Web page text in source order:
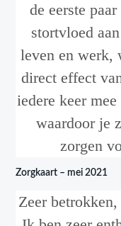
de eerste
stortvloed
leven en werk,
direct effect
iedere keer
waardoor je
zorgen
Zorgkaart – mei 2021
Zeer